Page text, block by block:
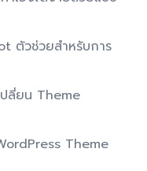
ตัวช่วยสำหรับการ
ลี่ยน Theme
Theme